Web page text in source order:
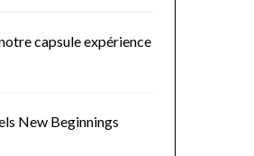
capsule expérience
New Beginnings